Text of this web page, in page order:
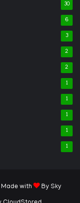
30
6
3
2
2
1
1
1
1
1
with By Sky